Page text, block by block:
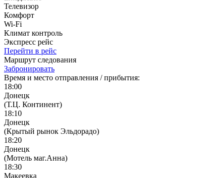
Телевизор
Комфорт
Wi-Fi
Климат контроль
Экспресс рейс
Перейти в рейс
Маршрут следования
Забронировать
Время и место отправления / прибытия:
18:00
Донецк
(Т.Ц. Континент)
18:10
Донецк
(Крытый рынок Эльдорадо)
18:20
Донецк
(Мотель маг.Анна)
18:30
Макеевка